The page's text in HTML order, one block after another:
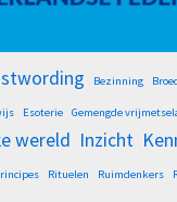
Bezinning
Esoterie Gemengde
wereld Inzicht
Rituelen Ruimdenkers